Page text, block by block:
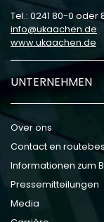
Tel.: 0241 80-0 oder
info
ukaachen de
www.ukaachen.de
UNTERNEHMEN
Over ons
Contact en
Informationen zum
Pressemitteilungen
Media